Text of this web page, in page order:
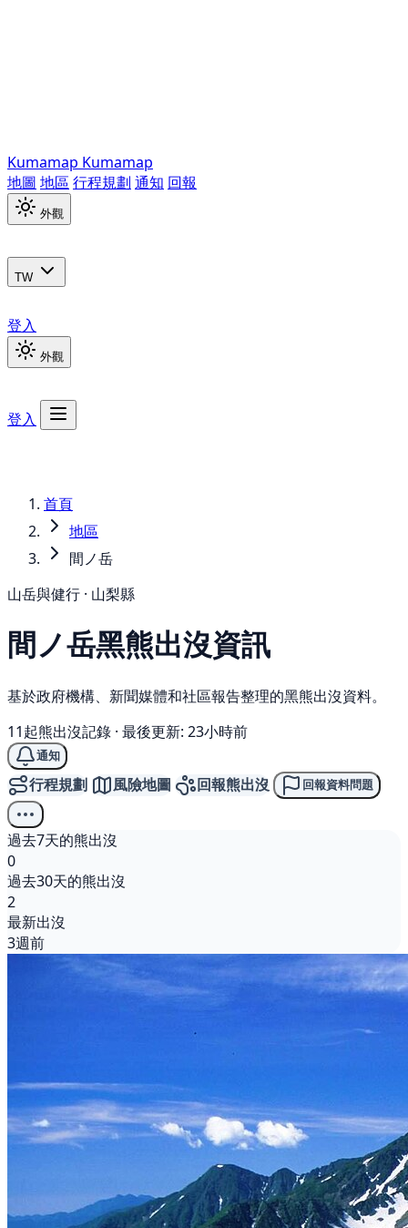
Kumamap Kumamap
地圖 地區 行程規劃 通知 回報
外觀
TW
登入
外觀
登入
首頁
地區
間ノ岳
山岳與健行 · 山梨縣
間ノ岳黑熊出沒資訊
基於政府機構、新聞媒體和社區報告整理的黑熊出沒資料。
11起熊出沒記錄 · 最後更新: 23小時前
通知
行程規劃 風險地圖 回報熊出沒 回報資料問題
過去7天的熊出沒
0
過去30天的熊出沒
2
最新出沒
3週前